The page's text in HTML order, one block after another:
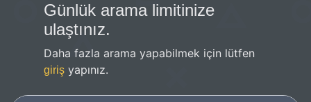
Günlük arama limitinize
ulaştınız.
Daha fazla arama yapabilmek için lütfen
giriş yapınız.